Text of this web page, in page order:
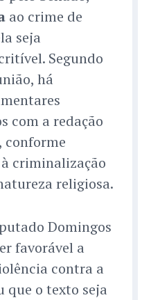
ao crime de
seja
Segundo
há
com a redação
conforme
criminalização
religiosa.
Domingos
favorável a
contra a
que o texto seja